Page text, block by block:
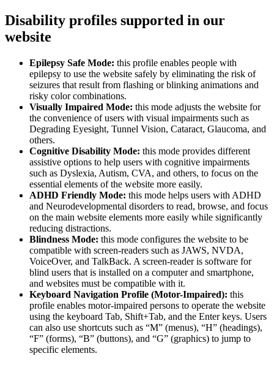
Disability profiles supported in our
website
Epilepsy Safe Mode: this profile enables people with
epilepsy to use the website safely by eliminating the risk of
seizures that result from flashing or blinking animations and
risky color combinations.
Visually Impaired Mode: this mode adjusts the website for
the convenience of users with visual impairments such as
Degrading Eyesight, Tunnel Vision, Cataract, Glaucoma, and
others.
Cognitive Disability Mode: this mode provides different
assistive options to help users with cognitive impairments
such as Dyslexia, Autism, CVA, and others, to focus on the
essential elements of the website more easily.
ADHD Friendly Mode: this mode helps users with ADHD
and Neurodevelopmental disorders to read, browse, and focus
on the main website elements more easily while significantly
reducing distractions.
Blindness Mode: this mode configures the website to be
compatible with screen-readers such as JAWS, NVDA,
VoiceOver, and TalkBack. A screen-reader is software for
blind users that is installed on a computer and smartphone,
and websites must be compatible with it.
Keyboard Navigation Profile (Motor-Impaired): this
profile enables motor-impaired persons to operate the website
using the keyboard Tab, Shift+Tab, and the Enter keys. Users
can also use shortcuts such as “M” (menus), “H” (headings),
“F” (forms), “B” (buttons), and “G” (graphics) to jump to
specific elements.